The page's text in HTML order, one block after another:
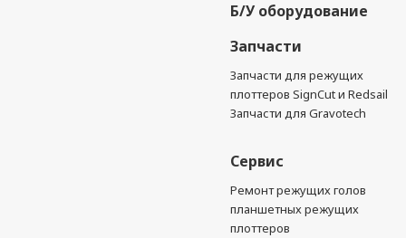
Б/У оборудование
Запчасти
Запчасти для режущих
плоттеров SignCut и Redsail
Запчасти для Gravotech
Сервис
Ремонт режущих голов
планшетных режущих
плоттеров